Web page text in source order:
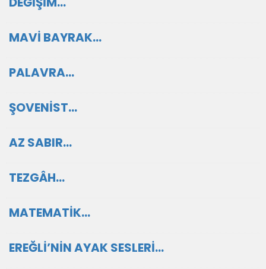
MAVİ BAYRAK…
PALAVRA…
ŞOVENİST…
AZ SABIR…
TEZGÂH…
MATEMATİK…
EREĞLİ’NİN AYAK SESLERİ…